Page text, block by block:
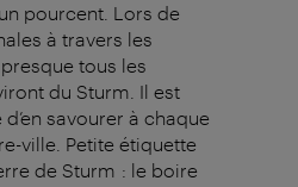
pourcent. Lors de
à travers les
tous les
du Sturm. Il est
savourer à chaque
ville. Petite étiquette
de Sturm : le boire